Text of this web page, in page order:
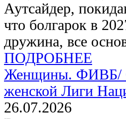
Аутсайдер,
что болгарок в
дружина, все
ПОДРОБНЕЕ
Женщины. ФИВБ/
женской Лиги
26.07.2026